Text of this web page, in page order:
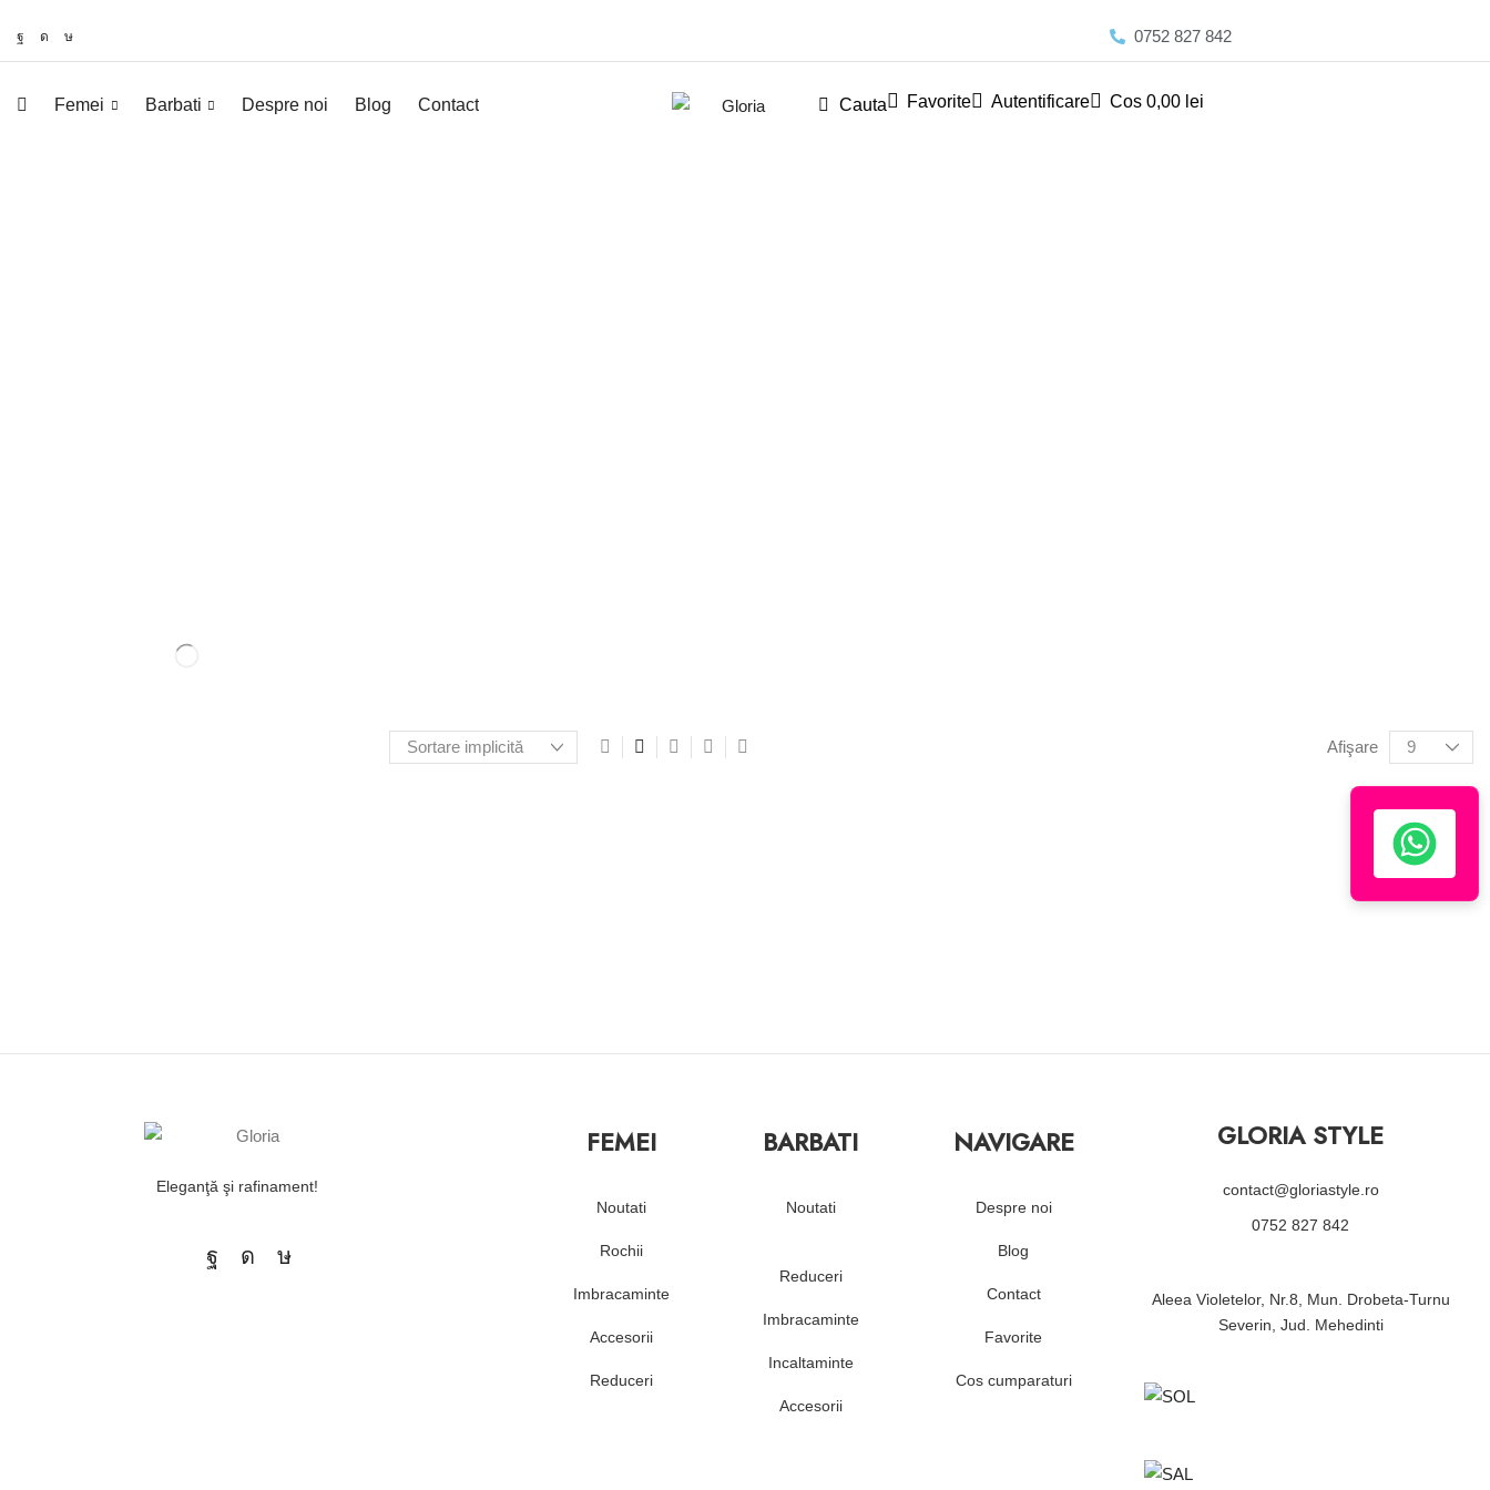
0752 827 842
Femei Barbati Despre noi Blog Contact Cauta Favorite Autentificare Cos 0,00 lei
Afişare
Eleganţă şi rafinament!
FEMEI
Noutati
Rochii
Imbracaminte
Accesorii
Reduceri
BARBATI
Noutati
Reduceri
Imbracaminte
Incaltaminte
Accesorii
NAVIGARE
Despre noi
Blog
Contact
Favorite
Cos cumparaturi
GLORIA STYLE
contact@gloriastyle.ro
0752 827 842
Aleea Violetelor, Nr.8, Mun. Drobeta-Turnu
Severin, Jud. Mehedinti